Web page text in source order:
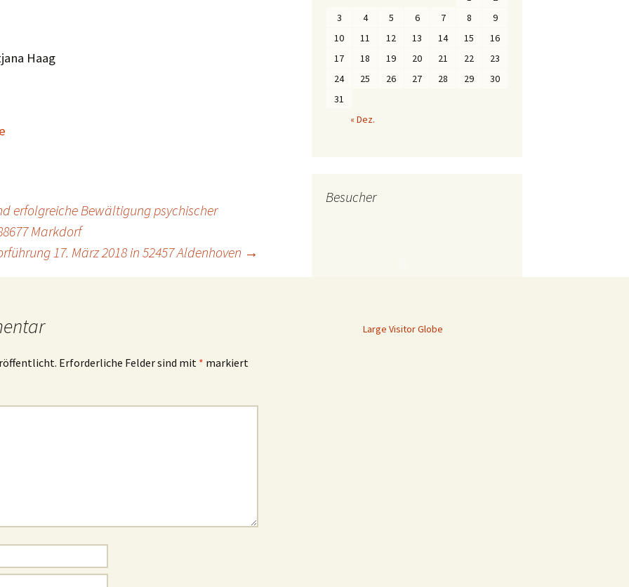
Haag
erfolgreiche Bewältigung psychischer
Markdorf
17. März 2018 in 52457 Aldenhoven →
Erforderliche Felder sind mit * markiert
3
4 5 6 7 8
9
10
11 12 13 14 15
16
17
18 19 20 21 22
23
24
25 26 27 28 29
30
31
« Dez.
Besucher
Large Visitor Globe